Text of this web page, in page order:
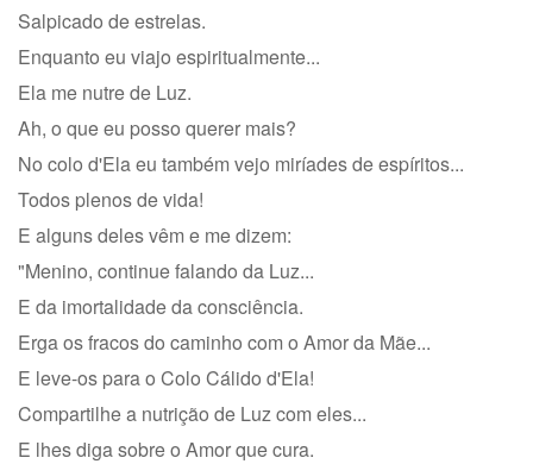
Salpicado de estrelas.
Enquanto eu viajo espiritualmente...
Ela me nutre de Luz.
Ah, o que eu posso querer mais?
No colo d'Ela eu também vejo miríades de espíritos...
Todos plenos de vida!
E alguns deles vêm e me dizem:
"Menino, continue falando da Luz...
E da imortalidade da consciência.
Erga os fracos do caminho com o Amor da Mãe...
E leve-os para o Colo Cálido d'Ela!
Compartilhe a nutrição de Luz com eles...
E lhes diga sobre o Amor que cura.